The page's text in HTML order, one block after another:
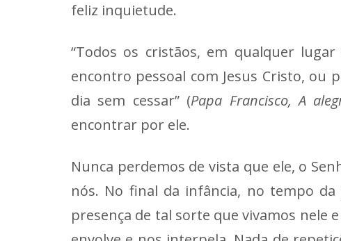
feliz inquietude.
“Todos os cristãos, em qualquer
encontro pessoal com Jesus Cristo, ou
dia sem cessar” (Papa Francisco, A
encontrar por ele.
Nunca perdemos de vista que ele, o
nós. No final da infância, no tempo
presença de tal sorte que vivamos nele